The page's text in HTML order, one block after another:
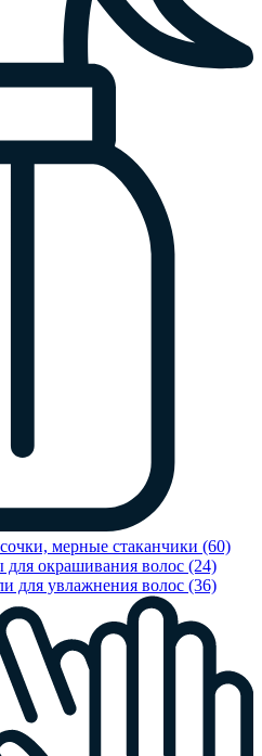
мерные стаканчики (60)
для окрашивания волос (24)
для увлажнения волос (36)